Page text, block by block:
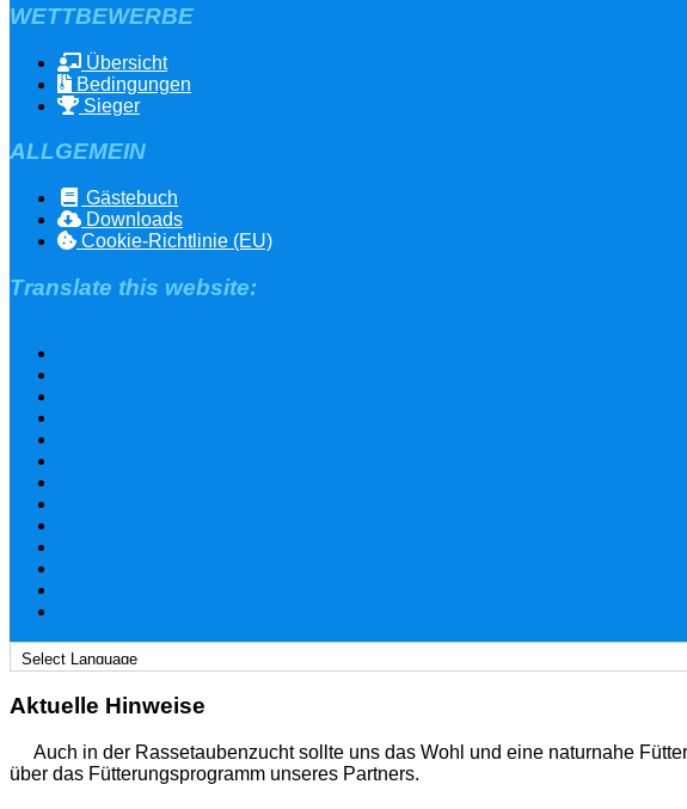
WETTBEWERBE
Übersicht
Bedingungen
Sieger
ALLGEMEIN
Gästebuch
Downloads
Cookie-Richtlinie (EU)
Translate this website:
Aktuelle Hinweise
Auch in der Rassetaubenzucht sollte uns das Wohl und eine naturnahe
über das Fütterungsprogramm unseres Partners.